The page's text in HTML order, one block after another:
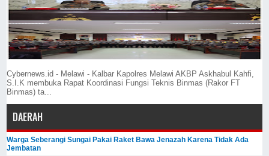
Cybernews.id - Melawi - Kalbar Kapolres Melawi AKBP Askhabul Kahfi,
S.I.K membuka Rapat Koordinasi Fungsi Teknis Binmas (Rakor FT
Binmas) ta...
DAERAH
Warga Seberangi Sungai Pakai Raket Bawa Jenazah Karena Tidak Ada
Jembatan